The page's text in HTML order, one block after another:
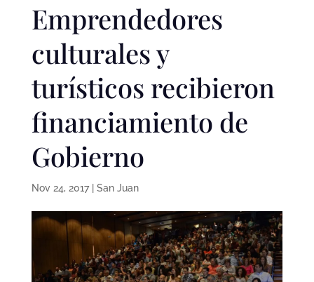
Emprendedores
culturales y
turísticos recibieron
financiamiento de
Gobierno
Nov 24, 2017| San Juan